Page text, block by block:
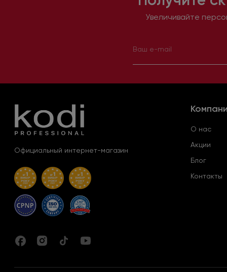
Увеличивайте
Официальный интернет-магазин
О нас
Акции
Блог
Контакты